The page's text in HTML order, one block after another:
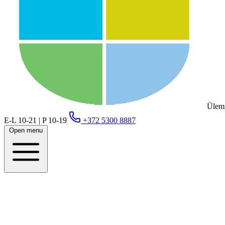
E-L 10-21 | P 10-19
+372 5300 8887
Open menu